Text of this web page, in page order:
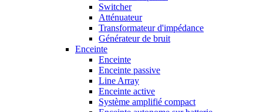
Switcher
Atténuateur
Transformateur d'impédance
Générateur de bruit
Enceinte
Enceinte
Enceinte passive
Line Array
Enceinte active
Système amplifié compact